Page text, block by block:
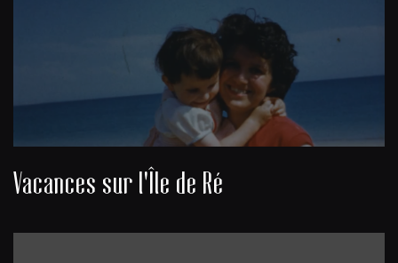
Vacances sur l'Île de Ré